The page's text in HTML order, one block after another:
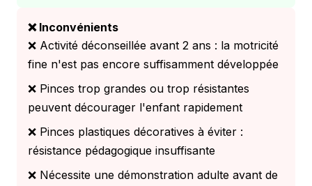
❌ Inconvénients
❌ Activité déconseillée avant 2 ans : la motricité
fine n'est pas encore suffisamment développée
❌ Pinces trop grandes ou trop résistantes
peuvent décourager l'enfant rapidement
❌ Pinces plastiques décoratives à éviter :
résistance pédagogique insuffisante
❌ Nécessite une démonstration adulte avant de